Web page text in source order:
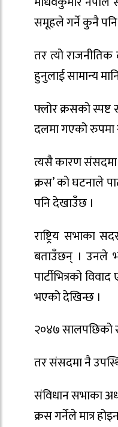
समूहले गर्ने कुनै
तर त्यो
हुनुलाई सामान्य
फ्लोर क्रसको
दलमा गएको रुपमा
त्यसै कारण संसदमा
क्रस’ को घटनाले
पनि देखाउँछ ।
राष्ट्रिय सभाका
बताउँछन् । उनले
पार्टीभित्रको
भएको देखिन्छ ।
२०४७ सालपछिको
तर संसदमा नै
संविधान सभाका
क्रस गर्नेले मात्र